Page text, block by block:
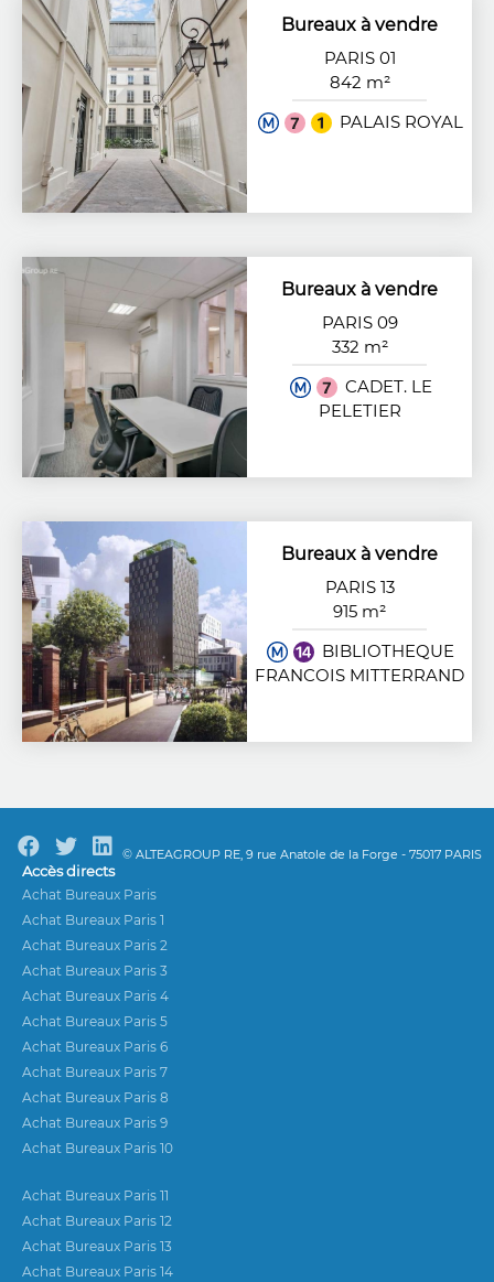
Bureaux à vendre
PARIS 01
842 m²
PALAIS ROYAL
Bureaux à vendre
PARIS 09
332 m²
CADET. LE
PELETIER
Bureaux à vendre
PARIS 13
915 m²
BIBLIOTHEQUE
FRANCOIS MITTERRAND
© ALTEAGROUP RE, 9 rue Anatole de la Forge - 75017 PARIS
Accès directs
Achat Bureaux Paris
Achat Bureaux Paris 1
Achat Bureaux Paris 2
Achat Bureaux Paris 3
Achat Bureaux Paris 4
Achat Bureaux Paris 5
Achat Bureaux Paris 6
Achat Bureaux Paris 7
Achat Bureaux Paris 8
Achat Bureaux Paris 9
Achat Bureaux Paris 10
Achat Bureaux Paris 11
Achat Bureaux Paris 12
Achat Bureaux Paris 13
Achat Bureaux Paris 14